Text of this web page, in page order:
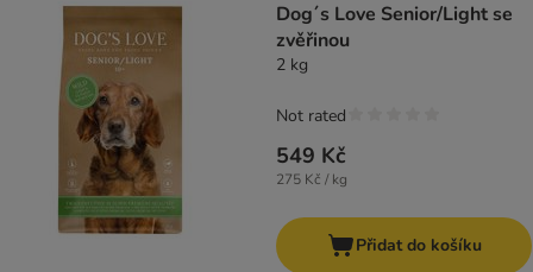
Dog´s Love Senior/Light se
zvěřinou
2 kg
549 Kč
275 Kč / kg
Not rated
Přidat do košíku